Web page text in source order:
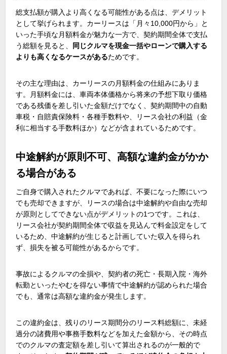
総支払額が購入より高くなる可能性がある点は、デメリット
として挙げられます。カーリースは「月々10,000円から」と
いった手頃な月額料金が魅力な一方で、契約期間全体で支払
う総額を見ると、
同じクルマを現金一括やローンで購入する
よりも高くなるケースがあるためです。
その主な理由は、カーリースの月額料金の仕組みにありま
す。月額料金には、車両本体価格から将来の予想下取り価格
である残価を差し引いた金額だけでなく、契約期間中の自動
車税・自賠責保険料・各種手数料や、リース会社の利益（金
利に相当する手数料ほか）などが含まれているためです。
中途解約が原則不可、高額な違約金がかか
る場合がある
ご自身で購入されたクルマであれば、不要になった際にいつ
でも売却できますが、リースの場合は中途解約や自由な売却
が原則としてできない点がデメリットの1つです。これは、
リース会社が契約期間全体で収益を見込んで料金設定をして
いるため、中途解約が生じると計画していた収入を得られ
ず、損失を被る可能性があるからです。
事故によるクルマの全損や、契約者の死亡・長期入院・海外
転勤といったやむを得ない事情で中途解約が認められた場合
でも、通常は高額な違約金が発生します。
この違約金は、残りのリース期間分のリース料総額に、未経
過分の諸費用や事務手数料などを加えた金額から、その時点
でのクルマの査定額を差し引いて算出されるのが一般的で